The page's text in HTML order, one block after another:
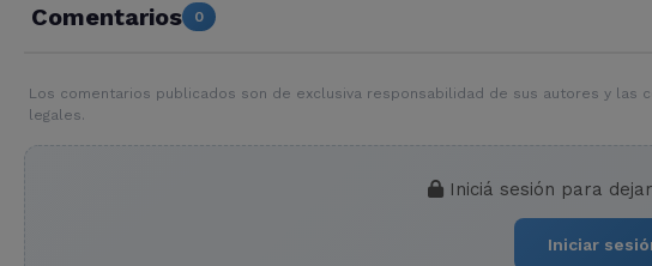
Comentarios 0
Los comentarios publicados son de exclusiva responsabilidad de sus autores y
legales.
Iniciá sesión para
Iniciar